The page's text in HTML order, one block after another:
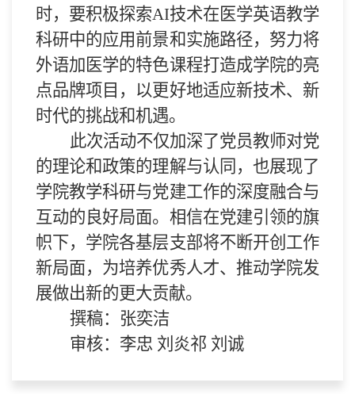
时，要积极探索AI技术在医学英语教学
科研中的应用前景和实施路径，努力将
外语加医学的特色课程打造成学院的亮
点品牌项目，以更好地适应新技术、新
时代的挑战和机遇。
此次活动不仅加深了党员教师对党
的理论和政策的理解与认同，也展现了
学院教学科研与党建工作的深度融合与
互动的良好局面。相信在党建引领的旗
帜下，学院各基层支部将不断开创工作
新局面，为培养优秀人才、推动学院发
展做出新的更大贡献。
撰稿：张奕洁
审核：李忠 刘炎祁 刘诚